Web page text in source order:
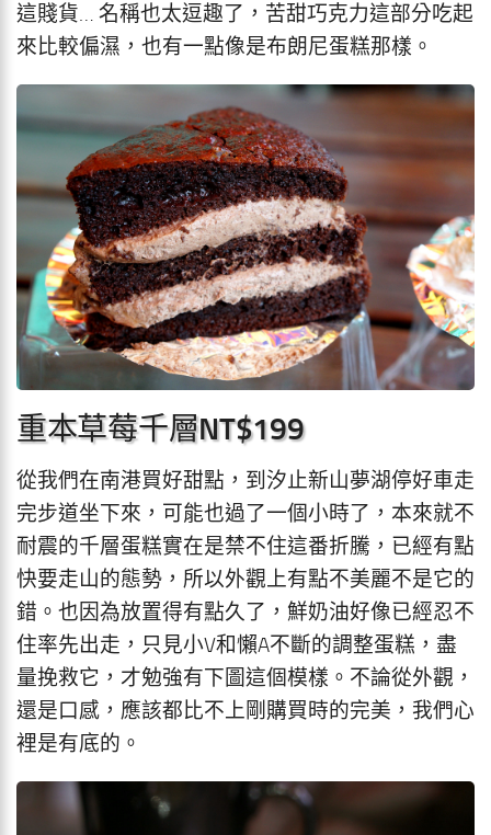
這賤貨… 名稱也太逗趣了，苦甜巧克力這部分吃起
來比較偏濕，也有一點像是布朗尼蛋糕那樣。
重本草莓千層NT$199
從我們在南港買好甜點，到汐止新山夢湖停好車走
完步道坐下來，可能也過了一個小時了，本來就不
耐震的千層蛋糕實在是禁不住這番折騰，已經有點
快要走山的態勢，所以外觀上有點不美麗不是它的
錯。也因為放置得有點久了，鮮奶油好像已經忍不
住率先出走，只見小V和懶A不斷的調整蛋糕，盡
量挽救它，才勉強有下圖這個模樣。不論從外觀，
還是口感，應該都比不上剛購買時的完美，我們心
裡是有底的。